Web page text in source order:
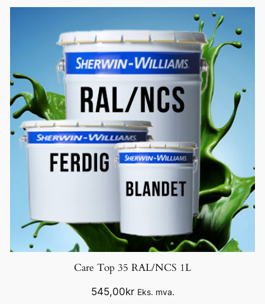
Care Top 35 RAL/NCS 1L
545,00kr Eks. mva.